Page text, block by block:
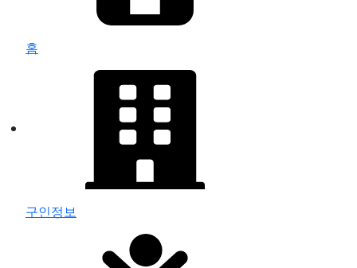
홈
구인정보